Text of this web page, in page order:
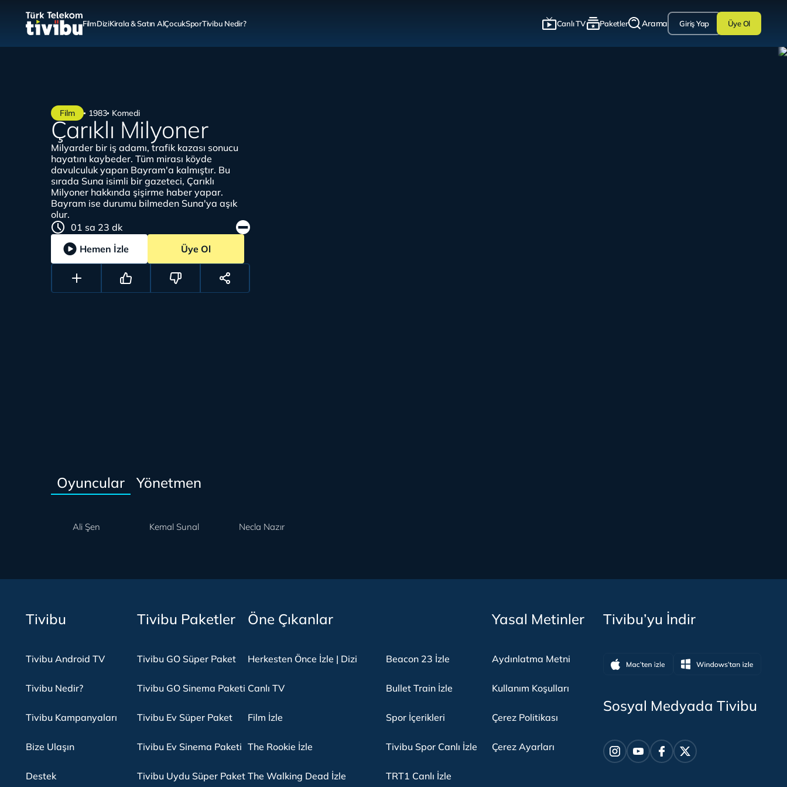
FilmDiziKirala & Satın AlÇocukSporTivibu Nedir? Canlı TV Paketler Arama Giriş Yap Üye Ol
Film 1983 Komedi
Çarıklı Milyoner
Milyarder bir iş adamı, trafik kazası sonucu
hayatını kaybeder. Tüm mirası köyde
davulculuk yapan Bayram'a kalmıştır. Bu
sırada Suna isimli bir gazeteci, Çarıklı
Milyoner hakkında şişirme haber yapar.
Bayram ise durumu bilmeden Suna'ya aşık
olur.
01 sa 23 dk
Hemen İzle
Üye Ol
Oyuncular Yönetmen
Ali Şen Kemal Sunal Necla Nazır
Tivibu
Tivibu Android TV
Tivibu Nedir?
Tivibu Kampanyaları
Bize Ulaşın
Destek
Tivibu Paketler
Tivibu GO Süper Paket
Tivibu GO Sinema Paketi
Tivibu Ev Süper Paket
Tivibu Ev Sinema Paketi
Tivibu Uydu Süper Paket
Öne Çıkanlar
Herkesten Önce İzle | Dizi
Canlı TV
Film İzle
The Rookie İzle
The Walking Dead İzle
Beacon 23 İzle
Bullet Train İzle
Spor İçerikleri
Tivibu Spor Canlı İzle
TRT1 Canlı İzle
Yasal Metinler
Aydınlatma Metni
Kullanım Koşulları
Çerez Politikası
Çerez Ayarları
Tivibu’yu İndir
Sosyal Medyada Tivibu